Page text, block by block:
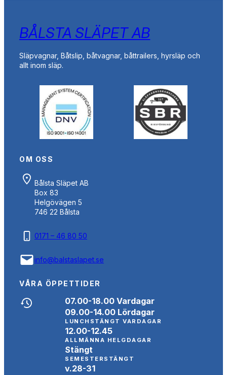
BÅLSTA SLÄPET AB
Släpvagnar, Båtslip, båtvagnar, båttrailers, hyrsläp och
allt inom släp.
OM OSS
Bålsta Släpet AB
Box 83
Helgövägen 5
746 22 Bålsta
0171 – 46 80 50
info@balstaslapet.se
VÅRA ÖPPETTIDER
07.00-18.00 Vardagar
09.00-14.00 Lördagar
LUNCHSTÄNGT VARDAGAR
12.00-12.45
ALLMÄNNA HELGDAGAR
Stängt
SEMESTERSTÄNGT
v.28-31